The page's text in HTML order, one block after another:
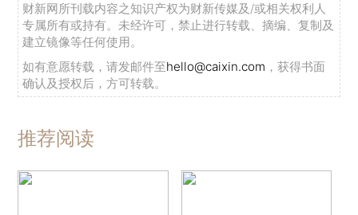
财新网所刊载内容之知识产权为财新传媒及/或相关权利人
专属所有或持有。未经许可，禁止进行转载、摘编、复制及
建立镜像等任何使用。
如有意愿转载，请发邮件至hello@caixin.com ，获得书面
确认及授权后，方可转载。
推荐阅读